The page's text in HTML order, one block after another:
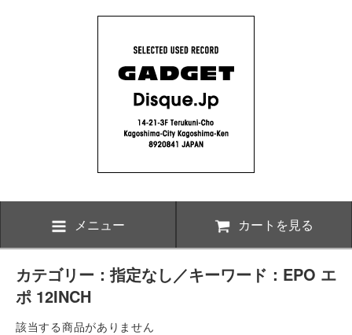
メニュー カートを見る
カテゴリー：指定なし／キーワード：EPO エ
ポ 12INCH
該当する商品がありません